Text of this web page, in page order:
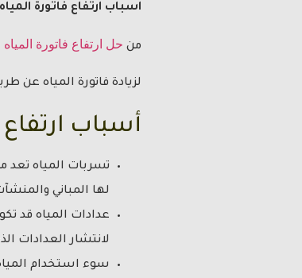
اسباب ارتفاع فاتورة المياه
من حل ارتفاع فاتورة المياه
لزيادة فاتورة المياه عن
أسباب ارتفاع
تسربات المياه تعد
لها المباني
عدادات المياه قد
لانتشار العدادات
سوء استخدام